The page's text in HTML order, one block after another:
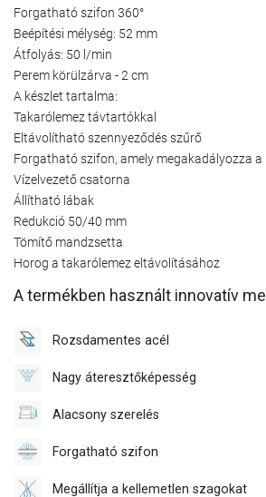
Forgatható szifon 360°
Beépítési mélység: 52 mm
Átfolyás: 50 l/min
Perem körülzárva - 2 cm
A készlet tartalma:
Takarólemez távtartókkal
Eltávolítható szennyeződés szűrő
Forgatható szifon, amely megakadályozza a
Vízelvezető csatorna
Állítható lábak
Redukció 50/40 mm
Tömítő mandzsetta
Horog a takarólemez eltávolításához
A termékben használt innovatív
Rozsdamentes acél
Nagy áteresztőképesség
Alacsony szerelés
Forgatható szifon
Megállítja a kellemetlen szagokat